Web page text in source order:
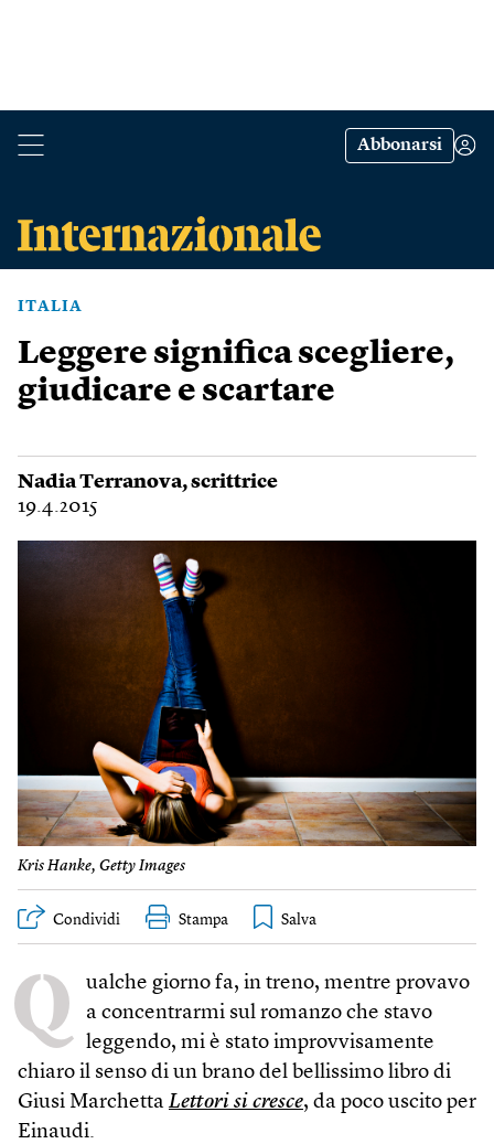
Abbonarsi
ITALIA
Leggere significa scegliere,
giudicare e scartare
Nadia Terranova, scrittrice
19.4.2015
Kris Hanke, Getty Images
Condividi Stampa
Q ualche giorno fa, in treno, mentre provavo
a concentrarmi sul romanzo che stavo
leggendo, mi è stato improvvisamente
chiaro il senso di un brano del bellissimo libro di
Giusi Marchetta Lettori si cresce, da poco uscito per
Einaudi.